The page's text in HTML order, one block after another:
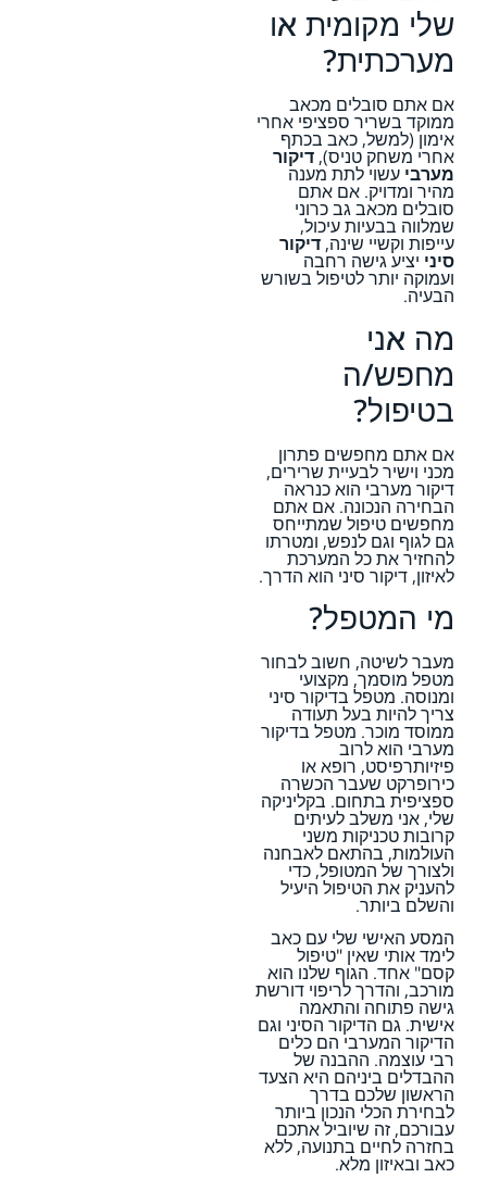
שלי מקומית או
מערכתית?
אם אתם סובלים מכאב
ממוקד בשריר ספציפי אחרי
אימון (למשל, כאב בכתף
אחרי משחק טניס), דיקור
מערבי עשוי לתת מענה
מהיר ומדויק. אם אתם
סובלים מכאב גב כרוני
שמלווה בבעיות עיכול,
עייפות וקשיי שינה, דיקור
סיני יציע גישה רחבה
ועמוקה יותר לטיפול בשורש
הבעיה.
מה אני
מחפש/ה
בטיפול?
אם אתם מחפשים פתרון
מכני וישיר לבעיית שרירים,
דיקור מערבי הוא כנראה
הבחירה הנכונה. אם אתם
מחפשים טיפול שמתייחס
גם לגוף וגם לנפש, ומטרתו
להחזיר את כל המערכת
לאיזון, דיקור סיני הוא הדרך.
מי המטפל?
מעבר לשיטה, חשוב לבחור
מטפל מוסמך, מקצועי
ומנוסה. מטפל בדיקור סיני
צריך להיות בעל תעודה
ממוסד מוכר. מטפל בדיקור
מערבי הוא לרוב
פיזיותרפיסט, רופא או
כירופרקט שעבר הכשרה
ספציפית בתחום. בקליניקה
שלי, אני משלב לעיתים
קרובות טכניקות משני
העולמות, בהתאם לאבחנה
ולצורך של המטופל, כדי
להעניק את הטיפול היעיל
והשלם ביותר.
המסע האישי שלי עם כאב
לימד אותי שאין "טיפול
קסם" אחד. הגוף שלנו הוא
מורכב, והדרך לריפוי דורשת
גישה פתוחה והתאמה
אישית. גם הדיקור הסיני וגם
הדיקור המערבי הם כלים
רבי עוצמה. ההבנה של
ההבדלים ביניהם היא הצעד
הראשון שלכם בדרך
לבחירת הכלי הנכון ביותר
עבורכם, זה שיוביל אתכם
בחזרה לחיים בתנועה, ללא
כאב ובאיזון מלא.